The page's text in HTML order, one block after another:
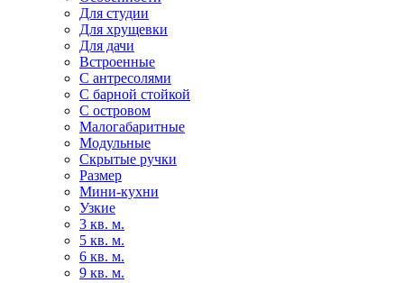
Для студии
Для хрущевки
Для дачи
Встроенные
С антресолями
С барной стойкой
С островом
Малогабаритные
Модульные
Скрытые ручки
Размер
Мини-кухни
Узкие
3 кв. м.
5 кв. м.
6 кв. м.
9 кв. м.